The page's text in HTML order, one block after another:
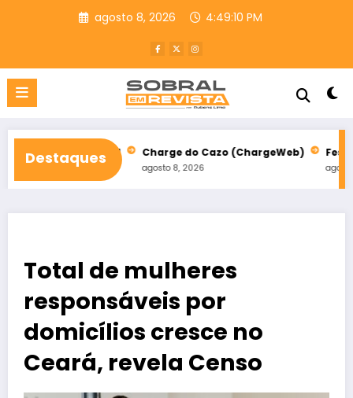
agosto 8, 2026 4:49:12 PM
Destaques
Sobral Charge do Cazo (ChargeWeb)
agosto 8, 2026
Festival da Paz
Total de mulheres
responsáveis por
domicílios cresce no
Ceará, revela Censo